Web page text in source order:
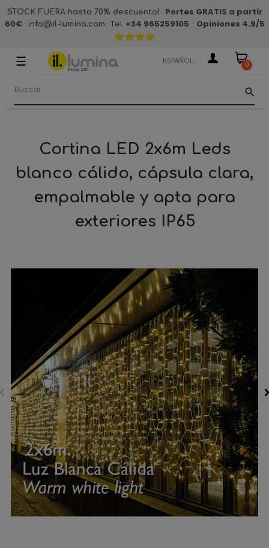
STOCK FUERA hasta 70% descuento! · Portes GRATIS a partir
60€· info@il-lumina.com · Tel. +34 965259105 · Opiniones 4.9/5
Navegación
palanca
☰ ESPAÑOL 0
search
Cortina LED 2x6m Leds
blanco cálido, cápsula clara,
empalmable y apta para
exteriores IP65